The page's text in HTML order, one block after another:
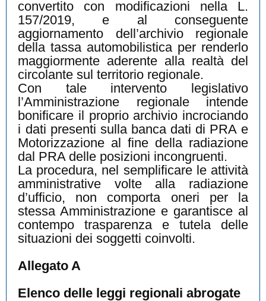
convertito con modificazioni nella L.
157/2019, e al conseguente
aggiornamento dell’archivio regionale
della tassa automobilistica per renderlo
maggiormente aderente alla realtà del
circolante sul territorio regionale.
Con tale intervento legislativo
l’Amministrazione regionale intende
bonificare il proprio archivio incrociando
i dati presenti sulla banca dati di PRA e
Motorizzazione al fine della radiazione
dal PRA delle posizioni incongruenti.
La procedura, nel semplificare le attività
amministrative volte alla radiazione
d’ufficio, non comporta oneri per la
stessa Amministrazione e garantisce al
contempo trasparenza e tutela delle
situazioni dei soggetti coinvolti.
Allegato A
Elenco delle leggi regionali abrogate